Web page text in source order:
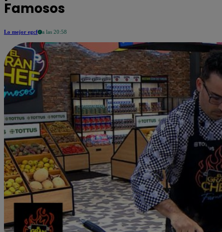
Famosos
Lo mejor egcf a las 20:58